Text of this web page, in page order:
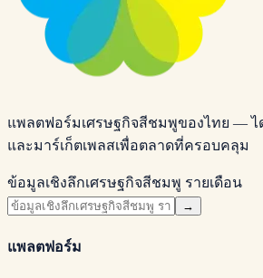
แพลตฟอร์มเศรษฐกิจสีชมพูของไทย — ไ
และมาร์เก็ตเพลสเพื่อตลาดที่ครอบคลุม
ข้อมูลเชิงลึกเศรษฐกิจสีชมพู รายเดือน
→
แพลตฟอร์ม